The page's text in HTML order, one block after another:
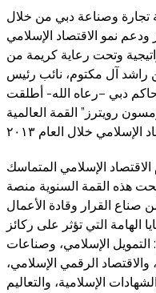
تجارة وصناعة دبي من خلال
ودعم نمو الاقتصاد الإسلامي
وتحت رعاية كريمة من
آل مكتوم، نائب رئيس
دبي –رعاه الله- أطلقت
رويترز” القمة العالمية
الإسلامي المتماسك
هذه القمة السنوية منصة
شخصية من صناع القرار وقادة الأعمال
الهامة التي تؤثر على ركائز
التمويل الإسلامي، وصناعات
والاقتصاد الرقمي الإسلامي،
الإسلامية، والتعاليم